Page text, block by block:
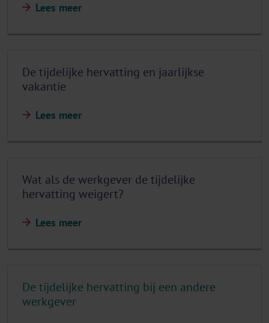
Lees meer
De tijdelijke hervatting en jaarlijkse
vakantie
Lees meer
Wat als de werkgever de tijdelijke
hervatting weigert?
Lees meer
De tijdelijke hervatting bij een andere
werkgever